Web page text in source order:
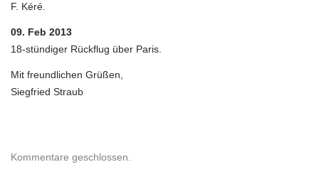
F. Kéré.
09. Feb 2013
18-stündiger Rückflug über Paris.
Mit freundlichen Grüßen,
Siegfried Straub
Kommentare geschlossen.